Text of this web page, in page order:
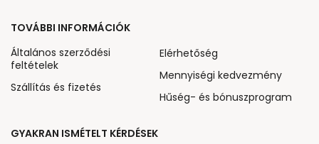
TOVÁBBI INFORMÁCIÓK
Általános szerződési
feltételek
Szállítás és fizetés
Elérhetőség
Mennyiségi kedvezmény
Hűség- és bónuszprogram
GYAKRAN ISMÉTELT KÉRDÉSEK